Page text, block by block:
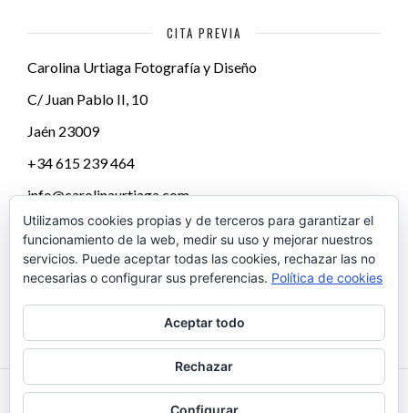
CITA PREVIA
Carolina Urtiaga Fotografía y Diseño
C/ Juan Pablo II, 10
Jaén 23009
+34 615 239 464
info@carolinaurtiaga.com
Utilizamos cookies propias y de terceros para garantizar el
funcionamiento de la web, medir su uso y mejorar nuestros
servicios. Puede aceptar todas las cookies, rechazar las no
necesarias o configurar sus preferencias. Política de cookies
Aceptar todo
Rechazar
Configurar